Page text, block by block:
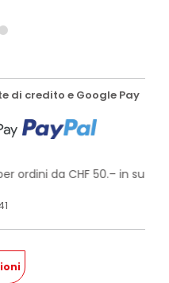
di credito e Google Pay
ordini da CHF 50.– in su!